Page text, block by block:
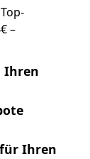
–
Ihren
Ihren